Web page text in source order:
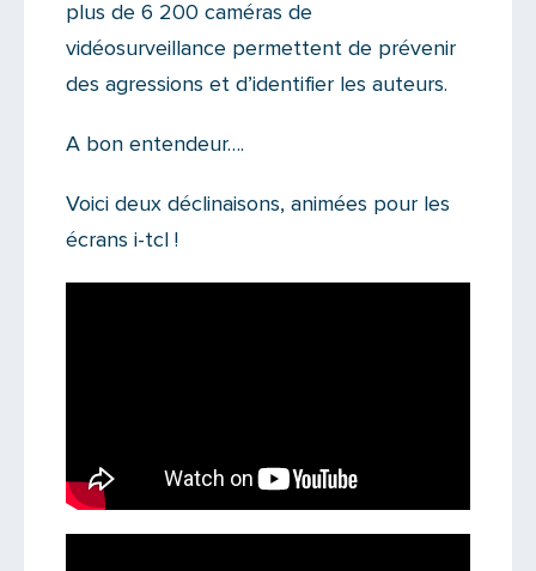
plus de 6 200 caméras de
vidéosurveillance permettent de prévenir
des agressions et d’identifier les auteurs.
A bon entendeur….
Voici deux déclinaisons, animées pour les
écrans i-tcl !